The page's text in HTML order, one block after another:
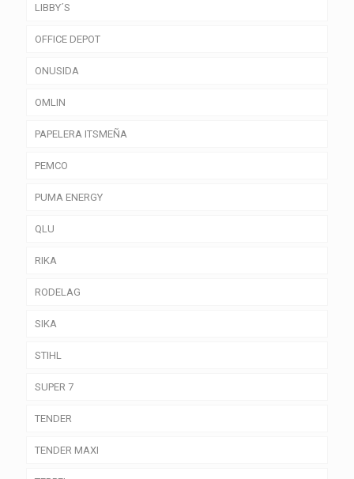
LIBBY´S
OFFICE DEPOT
ONUSIDA
OMLIN
PAPELERA ITSMEÑA
PEMCO
PUMA ENERGY
QLU
RIKA
RODELAG
SIKA
STIHL
SUPER 7
TENDER
TENDER MAXI